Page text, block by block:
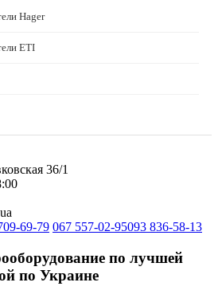
Hager
ETI
36/1
69-79 067 557-02-95093 836-58-13
по лучшей
по Украине